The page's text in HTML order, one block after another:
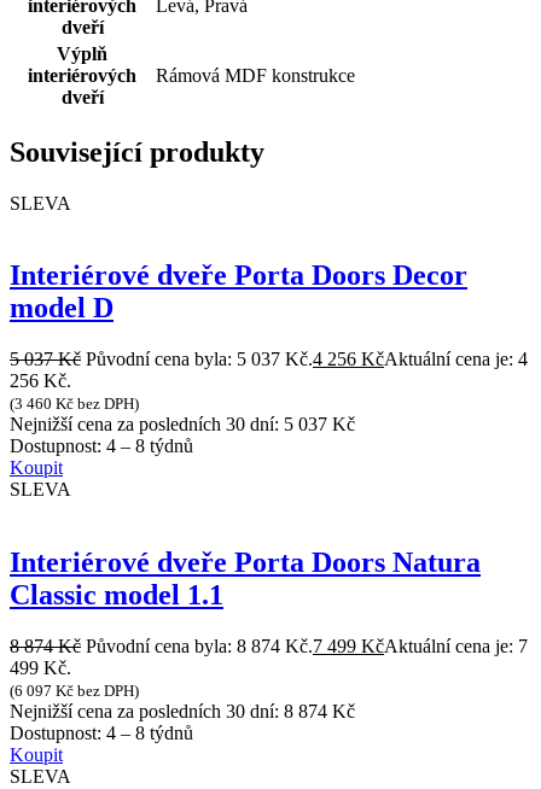
interiérových
dveří
Levá, Pravá
Výplň
interiérových
dveří
Rámová MDF konstrukce
Související produkty
SLEVA
Interiérové dveře Porta Doors Decor
model D
5 037Kč Původní cena byla: 5 037 Kč.4 256 KčAktuální cena je: 4
256 Kč.
(3 460 Kč bez DPH)
Nejnižší cena za posledních 30 dní: 5 037 Kč
Dostupnost: 4 – 8 týdnů
Koupit
SLEVA
Interiérové dveře Porta Doors Natura
Classic model 1.1
8 874Kč Původní cena byla: 8 874 Kč.7 499 KčAktuální cena je: 7
499 Kč.
(6 097 Kč bez DPH)
Nejnižší cena za posledních 30 dní: 8 874 Kč
Dostupnost: 4 – 8 týdnů
Koupit
SLEVA